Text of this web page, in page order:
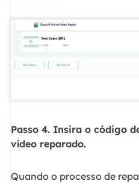
Passo 4. Insira o código
vídeo reparado.
Quando o processo de